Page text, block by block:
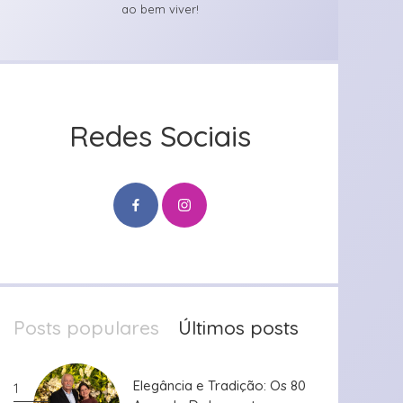
ao bem viver!
Redes Sociais
Posts populares Últimos posts
1
Elegância e Tradição: Os 80
Elegância e Tradição: Os 80